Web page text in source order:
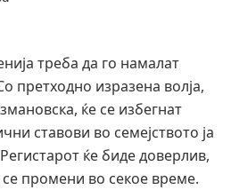
треба да го намалат
претходно изразена волја,
ќе се избегнат
ставови во семејството ја
ќе биде доверлив,
промени во секое време.